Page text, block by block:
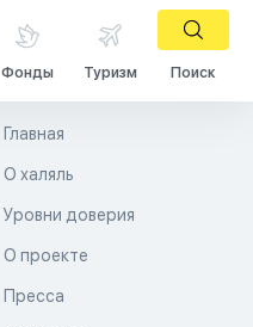
Фонды Туризм Поиск
Главная
О халяль
Уровни доверия
О проекте
Пресса